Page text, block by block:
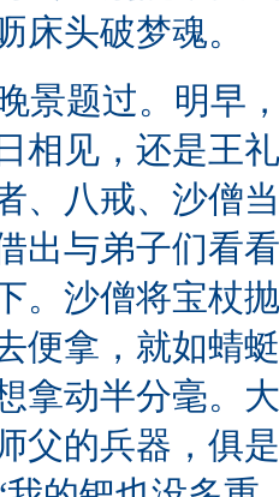
床头破梦魂。
景题过。明早
相见，还是王
、八戒、沙僧
出与弟子们看
。沙僧将宝杖
便拿，就如蜻
拿动半分毫。
父的兵器，俱